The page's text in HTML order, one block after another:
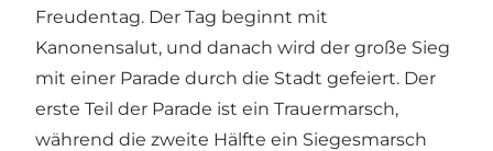
Freudentag. Der Tag beginnt mit
Kanonensalut, und danach wird der große Sieg
mit einer Parade durch die Stadt gefeiert. Der
erste Teil der Parade ist ein Trauermarsch,
während die zweite Hälfte ein Siegesmarsch